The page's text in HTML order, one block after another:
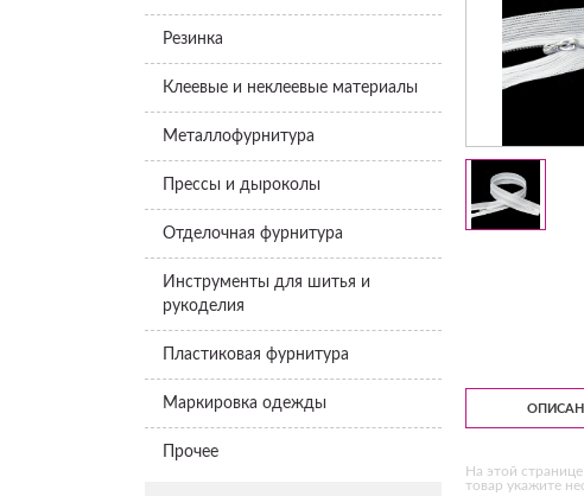
Резинка
Клеевые и неклеевые материалы
Металлофурнитура
Прессы и дыроколы
Отделочная фурнитура
Инструменты для шитья и
рукоделия
Пластиковая фурнитура
Маркировка одежды
Прочее
На этой
товар укажите